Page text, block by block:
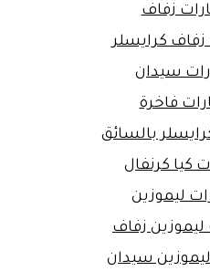
زفاف
زفاف كرايسلر
سيدان
فاخرة
بالسائق
كيا كرنفال
ليموزين
ليموزين زفاف
سيدان